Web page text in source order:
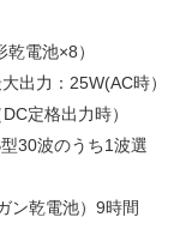
電池×8）
出力：25W(AC時）
定格出力時）
30波のうち1波選
ン乾電池）9時間